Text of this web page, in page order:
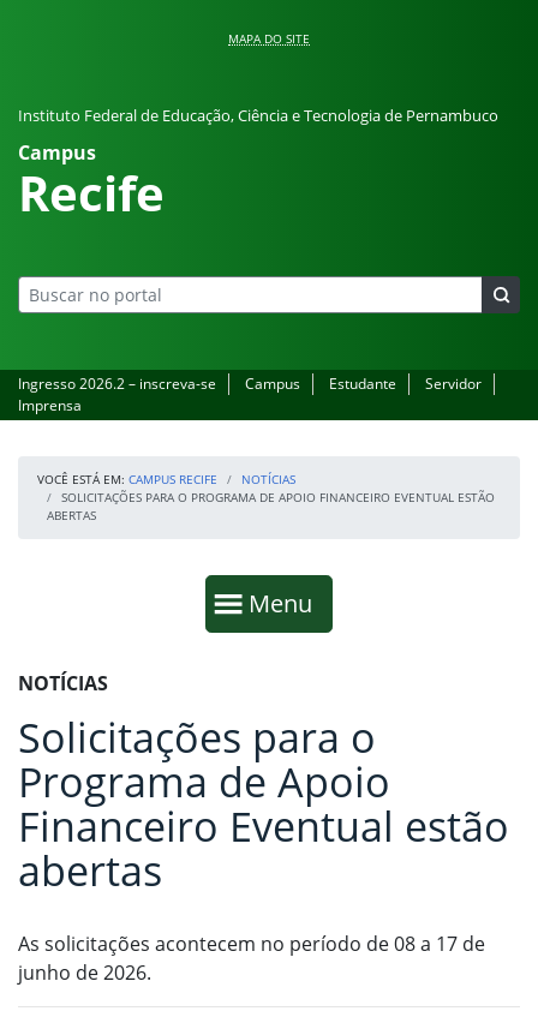
MAPA DO SITE
Instituto Federal de Educação, Ciência e Tecnologia de Pernambuco
Campus
Recife
Ingresso 2026.2 – inscreva-se Campus Estudante
Servidor
Imprensa
VOCÊ ESTÁ EM: CAMPUS RECIFE
NOTÍCIAS
SOLICITAÇÕES PARA O PROGRAMA DE APOIO FINANCEIRO EVENTUAL ESTÃO
ABERTAS
Mostrar
Menu
Fim da navegação
Início do conteúdo
NOTÍCIAS
Solicitações para o
Programa de Apoio
Financeiro Eventual estão
abertas
As solicitações acontecem no período de 08 a 17 de
junho de 2026.